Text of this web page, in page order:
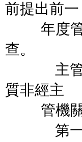
前提出前一
年度管線
查。
主管機
質非經主
管機關
第一項